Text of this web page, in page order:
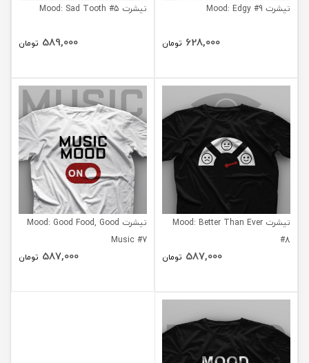
تیشرت Mood: Edgy #9
628,000 تومان
تیشرت Mood: Sad Tooth #5
589,000 تومان
تیشرت Mood: Better Than Ever
#8
587,000 تومان
تیشرت Mood: Good Food, Good
Music #7
587,000 تومان